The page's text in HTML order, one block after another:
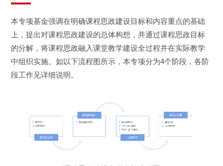
本专项基金强调在明确课程思政建设目标和内容重点的基础
上，提出对课程思政建设的总体构想，并通过课程思政目标
的分解，将课程思政融入课堂教学建设全过程并在实际教学
中组织实施。如以下流程图所示，本专项分为4个阶段，各阶
段工作见详细说明。